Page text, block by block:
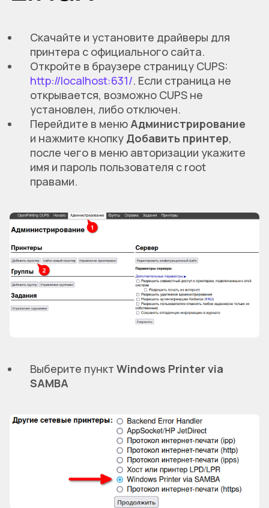
Скачайте и установите драйверы для
принтера с официального сайта.
Откройте в браузере страницу CUPS:
http://localhost:631/. Если страница не
открывается, возможно CUPS не
установлен, либо отключен.
Перейдите в меню Администрирование
и нажмите кнопку Добавить принтер,
после чего в меню авторизации укажите
имя и пароль пользователя с root
правами.
Выберите пункт Windows Printer via
SAMBA